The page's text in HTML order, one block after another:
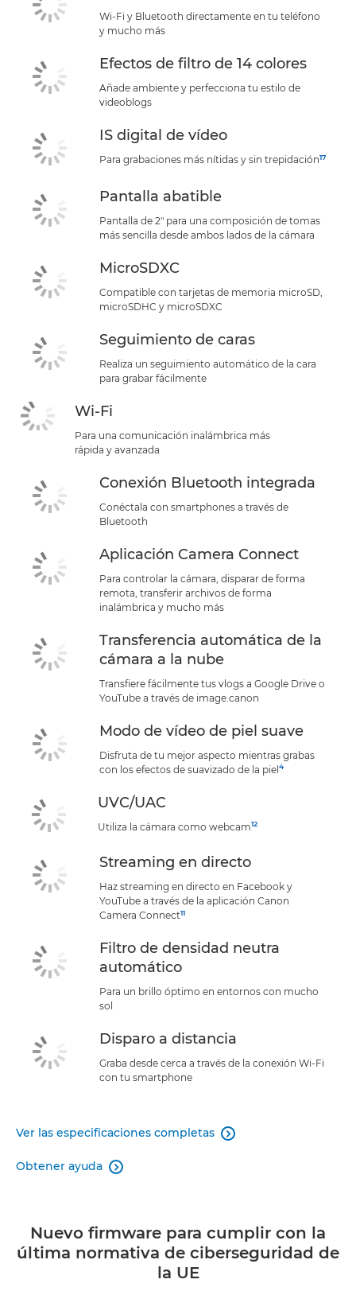
Wi-Fi y Bluetooth directamente en tu teléfono
y mucho más
Efectos de filtro de 14 colores
Añade ambiente y perfecciona tu estilo de
videoblogs
IS digital de vídeo
Para grabaciones más nítidas y sin trepidación17
Pantalla abatible
Pantalla de 2" para una composición de tomas
más sencilla desde ambos lados de la cámara
MicroSDXC
Compatible con tarjetas de memoria microSD,
microSDHC y microSDXC
Seguimiento de caras
Realiza un seguimiento automático de la cara
para grabar fácilmente
Wi-Fi
Para una comunicación inalámbrica más
rápida y avanzada
Conexión Bluetooth integrada
Conéctala con smartphones a través de
Bluetooth
Aplicación Camera Connect
Para controlar la cámara, disparar de forma
remota, transferir archivos de forma
inalámbrica y mucho más
Transferencia automática de la
cámara a la nube
Transfiere fácilmente tus vlogs a Google Drive o
YouTube a través de image.canon
Modo de vídeo de piel suave
Disfruta de tu mejor aspecto mientras grabas
con los efectos de suavizado de la piel 4
UVC/UAC
Utiliza la cámara como webcam12
Streaming en directo
Haz streaming en directo en Facebook y
YouTube a través de la aplicación Canon
Camera Connect11
Filtro de densidad neutra
automático
Para un brillo óptimo en entornos con mucho
sol
Disparo a distancia
Graba desde cerca a través de la conexión Wi-Fi
con tu smartphone
Ver las especificaciones completas 
Obtener ayuda 
Nuevo firmware para cumplir con la
última normativa de ciberseguridad de
la UE